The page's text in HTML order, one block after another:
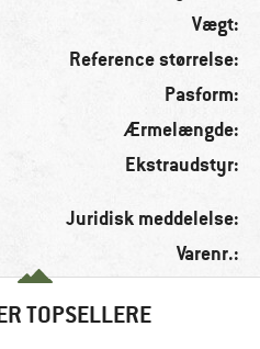
Vægt:
Reference størrelse:
Pasform:
Ærmelængde:
Ekstraudstyr:
Juridisk meddelelse:
Varenr.:
TOPSELLERE